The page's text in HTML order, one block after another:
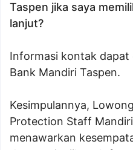
Taspen jika saya
lanjut?
Informasi kontak dapat
Bank Mandiri Taspen.
Kesimpulannya,
Protection Staff
menawarkan